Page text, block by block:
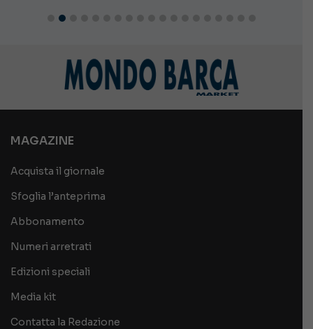
MAGAZINE
Acquista il giornale
Sfoglia l’anteprima
Abbonamento
Numeri arretrati
Edizioni speciali
Media kit
Contatta la Redazione